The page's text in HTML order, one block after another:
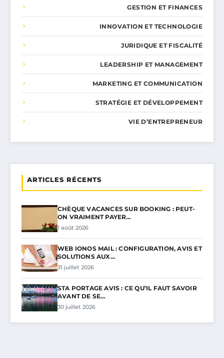
GESTION ET FINANCES
INNOVATION ET TECHNOLOGIE
JURIDIQUE ET FISCALITÉ
LEADERSHIP ET MANAGEMENT
MARKETING ET COMMUNICATION
STRATÉGIE ET DÉVELOPPEMENT
VIE D’ENTREPRENEUR
ARTICLES RÉCENTS
CHÈQUE VACANCES SUR BOOKING : PEUT-
ON VRAIMENT PAYER…
1 août 2026
WEB IONOS MAIL : CONFIGURATION, AVIS ET
SOLUTIONS AUX…
31 juillet 2026
STA PORTAGE AVIS : CE QU’IL FAUT SAVOIR
AVANT DE SE…
30 juillet 2026